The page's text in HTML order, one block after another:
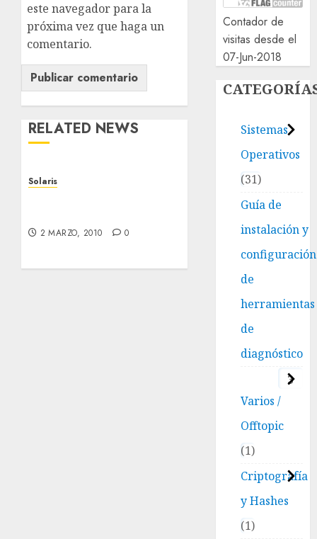
este navegador para la
próxima vez que haga un
comentario.
RELATED NEWS
Solaris
2 MARZO, 2010 0
Contador de
visitas desde el
07-Jun-2018
Sistemas
Operativos
31
Guía de
instalación y
configuración
de
herramientas
de
diagnóstico
3
Varios /
Offtopic
1
Criptografía
y Hashes
1